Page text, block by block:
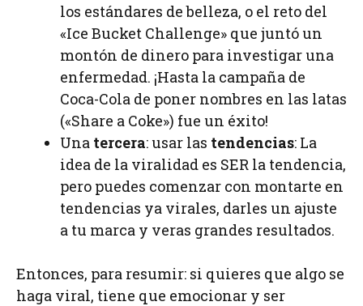
los estándares de belleza, o el reto del
«Ice Bucket Challenge» que juntó un
montón de dinero para investigar una
enfermedad. ¡Hasta la campaña de
Coca-Cola de poner nombres en las latas
(«Share a Coke») fue un éxito!
Una tercera: usar las tendencias: La
idea de la viralidad es SER la tendencia,
pero puedes comenzar con montarte en
tendencias ya virales, darles un ajuste
a tu marca y veras grandes resultados.
Entonces, para resumir: si quieres que algo se
haga viral, tiene que emocionar y ser